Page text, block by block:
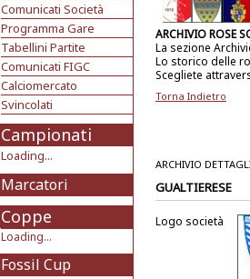
Comunicati Società
Programma Gare
Tabellini Partite
Comunicati FIGC
Calciomercato
Svincolati
Campionati
Loading...
Marcatori
Coppe
Loading...
Fossil Cup
ARCHIVIO ROSE
La sezione
Lo storico delle
Scegliete
Torna Indietro
ARCHIVIO
GUALTIERESE
Logo società